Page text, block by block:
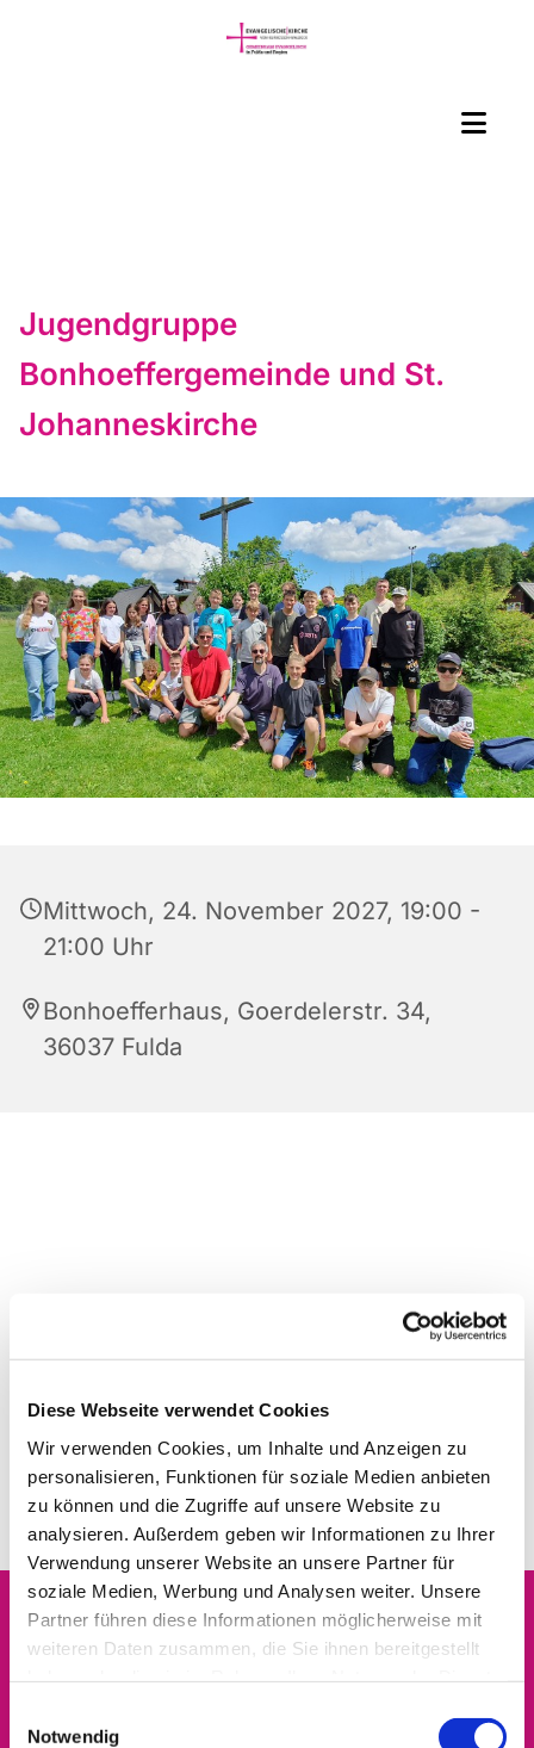
Diese Webseite verwendet Cookies
Wir verwenden Cookies, um Inhalte und Anzeigen zu
personalisieren, Funktionen für soziale Medien anbieten
zu können und die Zugriffe auf unsere Website zu
analysieren. Außerdem geben wir Informationen zu Ihrer
Verwendung unserer Website an unsere Partner für
soziale Medien, Werbung und Analysen weiter. Unsere
Partner führen diese Informationen möglicherweise mit
weiteren Daten zusammen, die Sie ihnen bereitgestellt
Notwendig
Jugendgruppe
Bonhoeffergemeinde und St.
Johanneskirche
Mittwoch, 24. November 2027, 19:00 -
21:00 Uhr
Bonhoefferhaus, Goerdelerstr. 34,
36037 Fulda
Dies könnte Sie auch
interessieren